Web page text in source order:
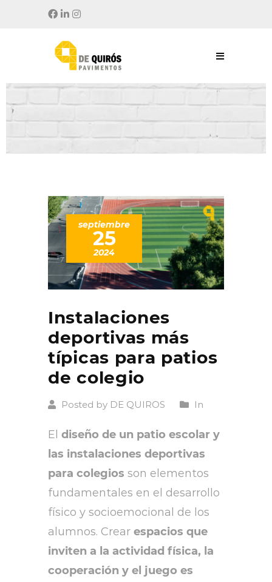
septiembre
25
2024
Instalaciones
deportivas más
típicas para patios
de colegio
Posted by DE QUIROS In
El diseño de un patio escolar y
las instalaciones deportivas
para colegios son elementos
fundamentales en el desarrollo
físico y socioemocional de los
alumnos. Crear espacios que
inviten a la actividad física, la
cooperación y el juego es